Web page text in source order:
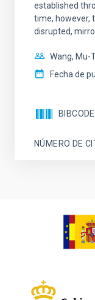
established
time, however,
disrupted,
Wang, Mu-
Fecha de
BIBCODE
NÚMERO DE